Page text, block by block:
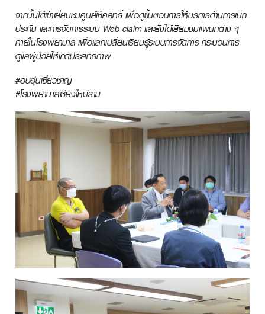
จากนั้นได้เข้าเยี่ยมชมศูนย์เช็คสิทธิ์ เพื่อดูขั้นตอนการให้บริการด้านการเบิก
ประกัน และการจัดการระบบ Web claim และยังได้เยี่ยมชมแผนกต่าง ๆ
ภายในโรงพยาบาล เพื่อแลกเปลี่ยนเรียนรู้ระบบการจัดการ กระบวนการ
ดูแลผู้ป่วยให้เกิดประสิทธิภาพ
#อบอุ่นเชี่ยวชาญ
#โรงพยาบาลเชียงใหม่ราม